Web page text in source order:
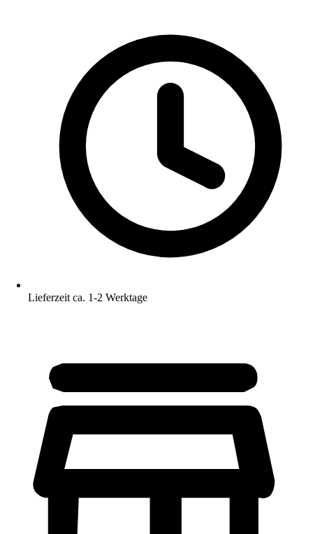
Lieferzeit ca. 1-2 Werktage